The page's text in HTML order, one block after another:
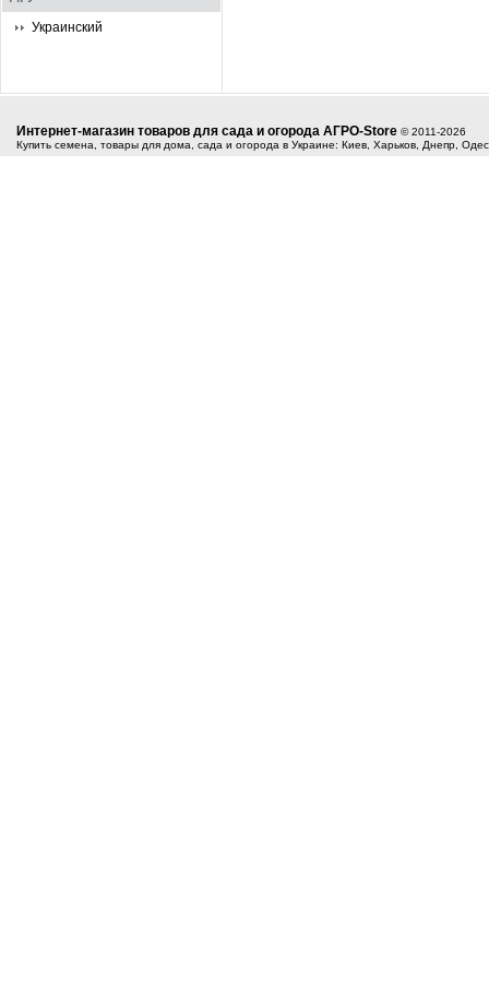
Украинский
Интернет-магазин товаров для сада и огорода АГРО-Store © 2011-2026
Купить семена, товары для дома, сада и огорода в Украине: Киев, Харьков, Днепр,